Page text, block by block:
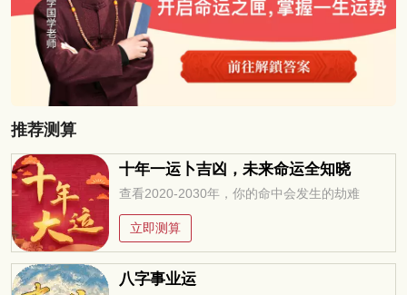
推荐测算
十年一运卜吉凶，未来命运全知晓
查看2020-2030年，你的命中会发生的劫难
立即测算
八字事业运